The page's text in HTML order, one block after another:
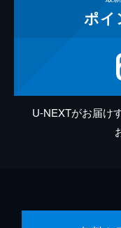
ポイ
U-NEXTがお届け